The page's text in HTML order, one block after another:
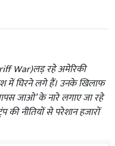
War)लड़ रहे अमेरिकी
में घिरने लगे हैं। उनके खिलाफ
जाओ’ के नारे लगाए जा रहे
की नीतियों से परेशान हजारों